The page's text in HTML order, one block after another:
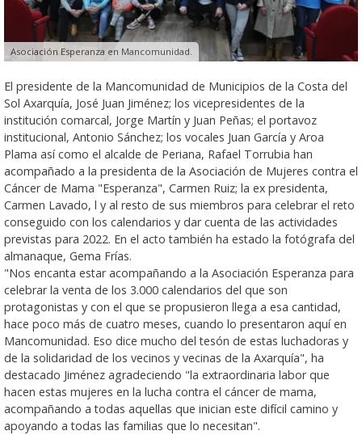
Asociación Esperanza en Mancomunidad.
El presidente de la Mancomunidad de Municipios de la Costa del
Sol Axarquía, José Juan Jiménez; los vicepresidentes de la
institución comarcal, Jorge Martín y Juan Peñas; el portavoz
institucional, Antonio Sánchez; los vocales Juan García y Aroa
Plama así como el alcalde de Periana, Rafael Torrubia han
acompañado a la presidenta de la Asociación de Mujeres contra el
Cáncer de Mama "Esperanza", Carmen Ruiz; la ex presidenta,
Carmen Lavado, l y al resto de sus miembros para celebrar el reto
conseguido con los calendarios y dar cuenta de las actividades
previstas para 2022. En el acto también ha estado la fotógrafa del
almanaque, Gema Frías.
"Nos encanta estar acompañando a la Asociación Esperanza para
celebrar la venta de los 3.000 calendarios del que son
protagonistas y con el que se propusieron llega a esa cantidad,
hace poco más de cuatro meses, cuando lo presentaron aquí en
Mancomunidad. Eso dice mucho del tesón de estas luchadoras y
de la solidaridad de los vecinos y vecinas de la Axarquía", ha
destacado Jiménez agradeciendo "la extraordinaria labor que
hacen estas mujeres en la lucha contra el cáncer de mama,
acompañando a todas aquellas que inician este difícil camino y
apoyando a todas las familias que lo necesitan".